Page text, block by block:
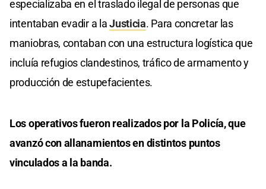
especializaba en el traslado ilegal de personas que
intentaban evadir a laJusticia. Para concretar las
maniobras, contaban con una estructura logística que
incluía refugios clandestinos, tráfico de armamento y
producción de estupefacientes.
Los operativos fueron realizados por la Policía, que
avanzó con allanamientos en distintos puntos
vinculados a la banda.